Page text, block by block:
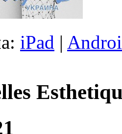
iPad |